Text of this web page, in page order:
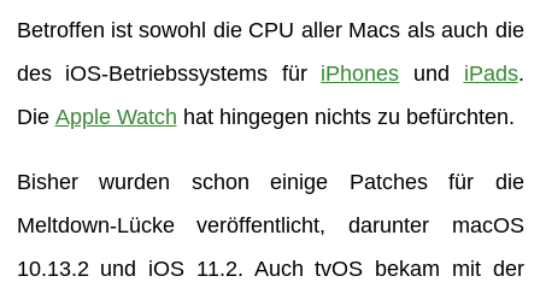
Betroffen ist sowohl die CPU aller Macs als auch die
des iOS-Betriebssystems für iPhones und iPads.
Die Apple Watch hat hingegen nichts zu befürchten.
Bisher wurden schon einige Patches für die
Meltdown-Lücke veröffentlicht, darunter macOS
10.13.2 und iOS 11.2. Auch tvOS bekam mit der